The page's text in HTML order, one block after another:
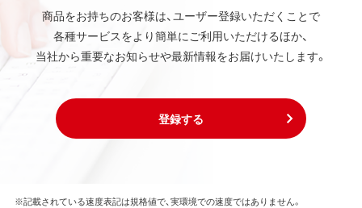
商品をお持ちのお客様は、ユーザー登録いただくことで
各種サービスをより簡単にご利用いただけるほか、
当社から重要なお知らせや最新情報をお届けいたします。
登録する
※記載されている速度表記は規格値で、実環境での速度ではありません。